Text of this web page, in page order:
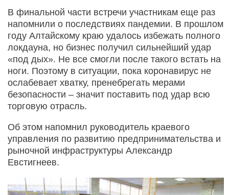
В финальной части встречи участникам еще раз
напомнили о последствиях пандемии. В прошлом
году Алтайскому краю удалось избежать полного
локдауна, но бизнес получил сильнейший удар
«под дых». Не все смогли после такого встать на
ноги. Поэтому в ситуации, пока коронавирус не
ослабевает хватку, пренебрегать мерами
безопасности – значит поставить под удар всю
торговую отрасль.
Об этом напомнил руководитель краевого
управления по развитию предпринимательства и
рыночной инфраструктуры Александр
Евстигнеев.